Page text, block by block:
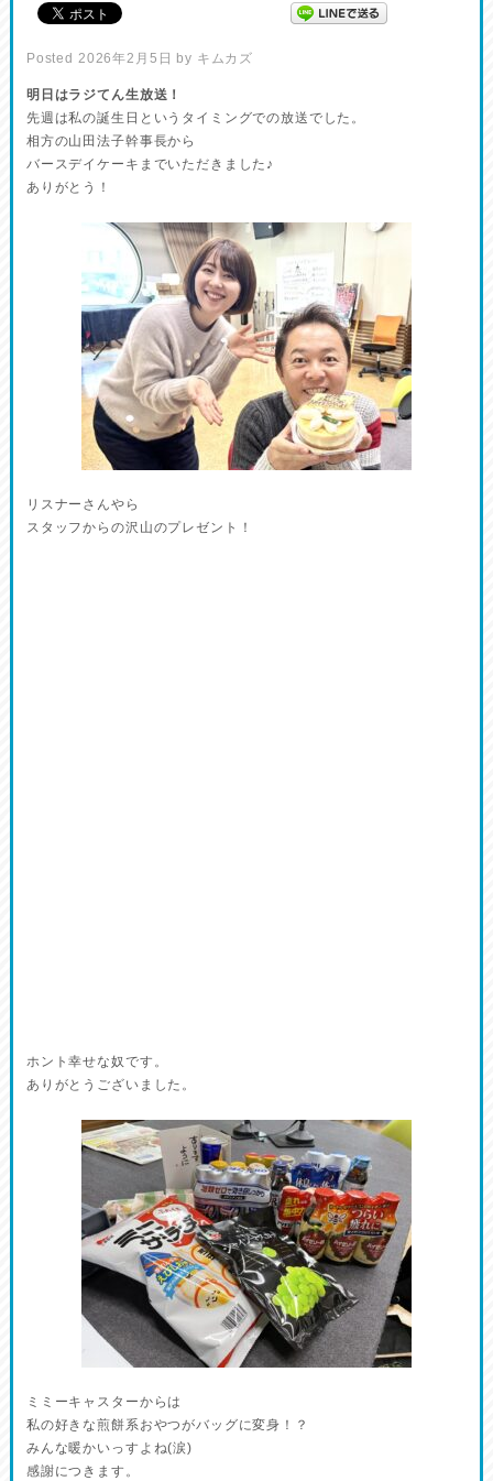
Posted 2026年2月5日 by キムカズ
明日はラジてん生放送！
先週は私の誕生日というタイミングでの放送でした。
相方の山田法子幹事長から
バースデイケーキまでいただきました♪
ありがとう！
リスナーさんやら
スタッフからの沢山のプレゼント！
ホント幸せな奴です。
ありがとうございました。
ミミーキャスターからは
私の好きな煎餅系おやつがバッグに変身！？
みんな暖かいっすよね(涙)
感謝につきます。